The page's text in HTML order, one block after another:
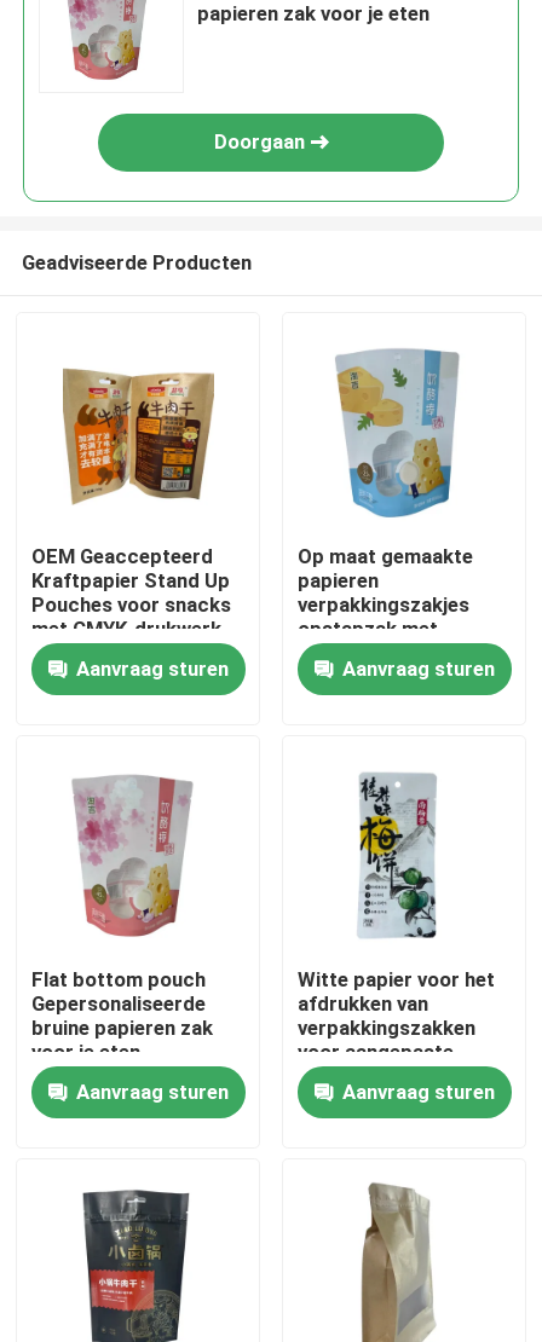
Huis
Ongeveer ons
Fabrieksreis
Contacteer ons
Nieuws
Voedsel Verpakkingszakken
Uitloop verpakkingstas
papieren zak voor je eten
Doorgaan
Geadviseerde Producten
OEM Geaccepteerd
Kraftpapier Stand Up
Pouches voor snacks
met CMYK-drukwerk
Aanvraag sturen
Op maat gemaakte
papieren
verpakkingszakjes
opstapzak met
raamontwerp
Aanvraag sturen
Flat bottom pouch
Gepersonaliseerde
bruine papieren zak
voor je eten
Aanvraag sturen
Witte papier voor het
afdrukken van
verpakkingszakken
voor aangepaste
kleuren
Aanvraag sturen